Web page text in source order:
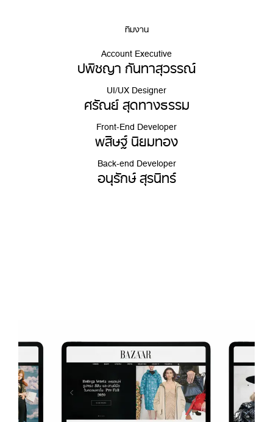
ทีมงาน
Account Executive
ปพิชญา กันทาสุวรรณ์
UI/UX Designer
ศรัณย์ สุดทางธรรม
Front-End Developer
พสิษฐ์ นิยมทอง
Back-end Developer
อนุรักษ์ สุรนิทร์